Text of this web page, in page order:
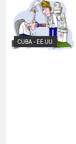
CUBA - EE.UU.